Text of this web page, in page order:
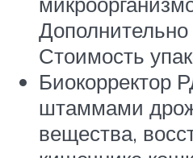
Стоимость
Биокорректор
штаммами
вещества,